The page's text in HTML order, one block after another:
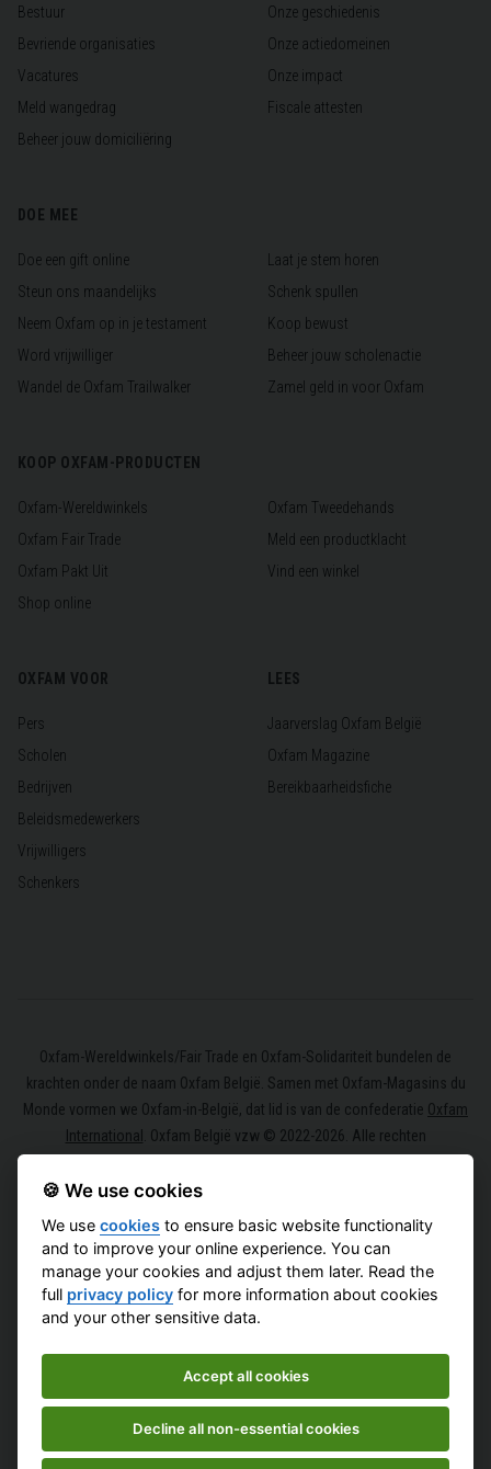
Bestuur
Onze geschiedenis
Bevriende organisaties
Onze actiedomeinen
Vacatures
Onze impact
Meld wangedrag
Fiscale attesten
Beheer jouw domiciliëring
DOE MEE
Doe een gift online
Laat je stem horen
Steun ons maandelijks
Schenk spullen
Neem Oxfam op in je testament
Koop bewust
Word vrijwilliger
Beheer jouw scholenactie
Wandel de Oxfam Trailwalker
Zamel geld in voor Oxfam
KOOP OXFAM-PRODUCTEN
Oxfam-Wereldwinkels
Oxfam Tweedehands
Oxfam Fair Trade
Meld een productklacht
Oxfam Pakt Uit
Vind een winkel
Shop online
OXFAM VOOR
Pers
Scholen
Bedrijven
Beleidsmedewerkers
Vrijwilligers
Schenkers
LEES
Jaarverslag Oxfam België
Oxfam Magazine
Bereikbaarheidsfiche
Oxfam-Wereldwinkels/Fair Trade en Oxfam-Solidariteit bundelen de
krachten onder de naam Oxfam België. Samen met Oxfam-Magasins du
Monde vormen we Oxfam-in-België, dat lid is van de confederatie Oxfam
International
. Oxfam België vzw © 2022-2026. Alle rechten
Legal
🍪 We use cookies
We usecookies to ensure basic website functionality
and to improve your online experience. You can
manage your cookies and adjust them later. Read the
full privacy policy for more information about cookies
and your other sensitive data.
Accept all cookies
Decline all non-essential cookies